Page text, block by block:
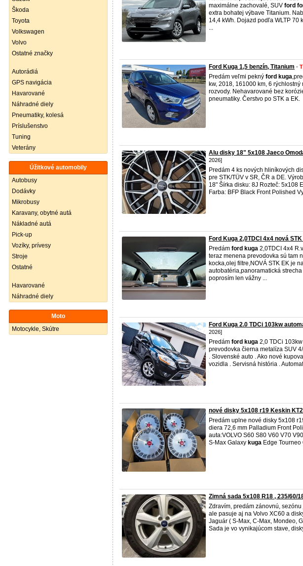
Škoda
Toyota
Volkswagen
Volvo
Ostatné značky
Autorádiá
GPS navigácia
Havarované
Náhradné diely
Pneumatiky, kolesá
Príslušenstvo
Tuning
Veterány
Úžitkové automobily
Autobusy
Dodávky
Mikrobusy
Karavany, obytné autá
Nákladné autá
Pick-up
Vozíky, prívesy
Stroje
Ostatné
Havarované
Náhradné diely
Moto
Motocykle, Skútre
maximálne zachovalé, SUV ford
extra bohatej výbave Titanium.
14,4 kWh. Dojazd podľa WLTP 70
...
Ford Kuga 1,5 benzín, Titanium -
Predám veľmi pekný ford kuga
kw, 2018, 161000 km, 6
rozvody. Nehavarované bez
pneumatiky. Čerstvo po STK a EK.
Alu disky 18" 5x108 Jaeco
2026]
Predám 4 ks nových hliníkových
pre STK/TÜV v SR, ČR a DE.
18" Šírka disku: 8J Rozteč: 5x108
Farba: BFP Black Front Polished
Ford Kuga 2,0TDCI 4x4 nová
Predám ford kuga 2,0TDCI 4x4
teraz menena prevodovka sú tam
kocka,olej filtre,NOVÁ STK EK je
autobatéria,panoramatická
poprosím len vážny ...
Ford Kuga 2.0 TDCi 103kw
2026]
Predám ford kuga 2,0 TDCi
prevodovka čierna metalíza SUV
. Slovenské auto . Ako nové
vozidla . Servisná história .
nové disky 5x108 r19 Keskin
Predám uplne nové disky 5x108
diera 72,6 mm Palladium Front
auta:VOLVO S60 S80 V60 V70
S-Max Galaxy kuga Edge
Zimná sada 5x108 R18 , 235/60/
Zdravím, predám zánovnú,
ale pasuje aj na Volvo XC60 a
Jaguár ( S-Max, C-Max, Mondeo,
Sada je vo vynikajúcom stave,